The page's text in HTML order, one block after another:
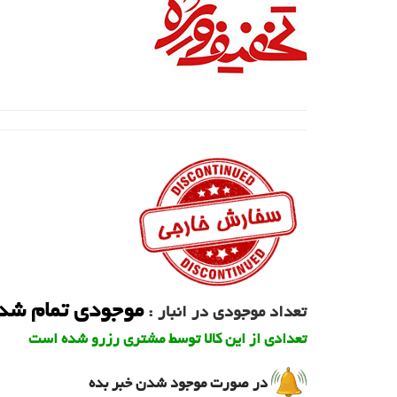
تعداد موجودی در انبار :موجودی تمام
تعدادی از این کالا توسط مشتری رزرو شده است
در صورت موجود شدن خبر بده